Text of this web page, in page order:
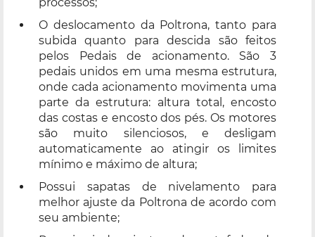
O deslocamento da Poltrona, tanto para
subida quanto para descida são feitos
pelos Pedais de acionamento. São 3
pedais unidos em uma mesma estrutura,
onde cada acionamento movimenta uma
parte da estrutura: altura total, encosto
das costas e encosto dos pés. Os motores
são muito silenciosos, e desligam
automaticamente ao atingir os limites
mínimo e máximo de altura;
Possui sapatas de nivelamento para
melhor ajuste da Poltrona de acordo com
seu ambiente;